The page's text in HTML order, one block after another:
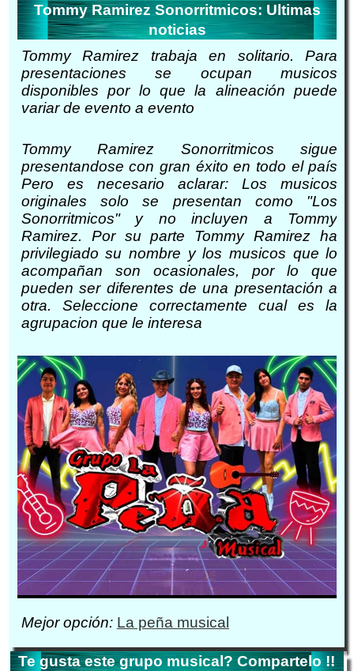
Tommy Ramirez Sonorritmicos: Ultimas
noticias
Tommy Ramirez trabaja en solitario. Para
presentaciones se ocupan musicos
disponibles por lo que la alineación puede
variar de evento a evento
Tommy Ramirez Sonorritmicos sigue
presentandose con gran éxito en todo el país
Pero es necesario aclarar: Los musicos
originales solo se presentan como "Los
Sonorritmicos" y no incluyen a Tommy
Ramirez. Por su parte Tommy Ramirez ha
privilegiado su nombre y los musicos que lo
acompañan son ocasionales, por lo que
pueden ser diferentes de una presentación a
otra. Seleccione correctamente cual es la
agrupacion que le interesa
Mejor opción: La peña musical
Te gusta este grupo musical? Compartelo !!